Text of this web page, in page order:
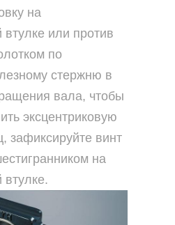
на
втулке или против
по
стержню в
вала, чтобы
эксцентриковую
зафиксируйте винт
на
втулке.